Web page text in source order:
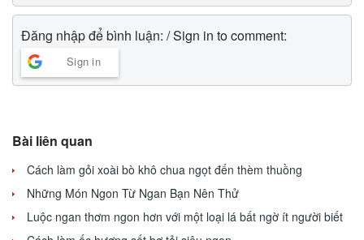
Đăng nhập để bình luận: / Sign in to comment:
Sign in
Bài liên quan
Cách làm gỏi xoài bò khô chua ngọt đến thèm thuồng
Những Món Ngon Từ Ngan Bạn Nên Thử
Luộc ngan thơm ngon hơn với một loại lá bất ngờ ít người biết